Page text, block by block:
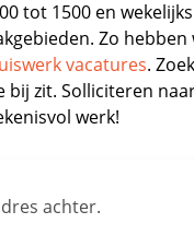
tot 1500 en
Zo hebben
vacatures.
zit. Solliciteren
werk!
achter.